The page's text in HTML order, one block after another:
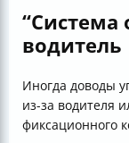
“Система
водитель
Иногда доводы
из-за водителя
фиксационного